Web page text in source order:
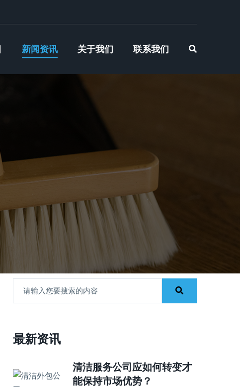
新闻资讯 关于我们 联系我们
最新资讯
清洁服务公司应如何转变才
能保持市场优势？